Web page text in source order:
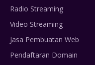
Radio Streaming
Video Streaming
Jasa Pembuatan Web
Pendaftaran Domain